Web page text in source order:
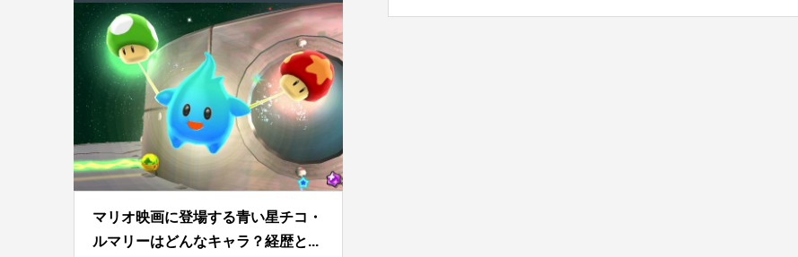
マリオ映画に登場する青い星チコ・
ルマリーはどんなキャラ？経歴と...